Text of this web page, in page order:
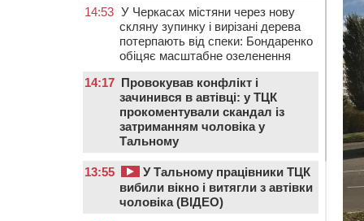
14:53 У Черкасах містяни через нову
скляну зупинку і вирізані дерева
потерпають від спеки: Бондаренко
обіцяє масштабне озеленення
14:17 Провокував конфлікт і
зачинився в автівці: у ТЦК
прокоментували скандал із
затриманням чоловіка у
Тальному
13:55
У Тальному працівники ТЦК
вибили вікно і витягли з автівки
чоловіка (ВІДЕО)